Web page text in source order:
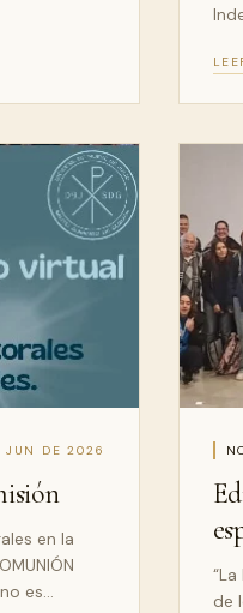
JUN DE 2026
en la
es…
de